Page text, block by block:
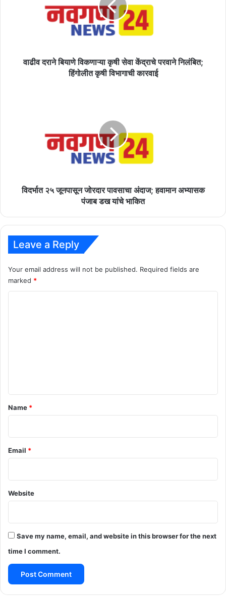
हिंगोलीतवाढीव दराने बियाणे विकणाऱ्या कृषी सेवा केंद्राचे परवाने निलंबित;
हिंगोलीत कृषी विभागाची कारवाई
विदर्भात २५ जूनपासून जोरदार पावसाचा अंदाज; हवामान अभ्यासक
पंजाब डख यांचे भाकित
Leave a Reply
Your email address will not be published. Required fields are
marked *
*
Name *
Email *
Website
Save my name, email, and website in this browser for the next
time I comment.